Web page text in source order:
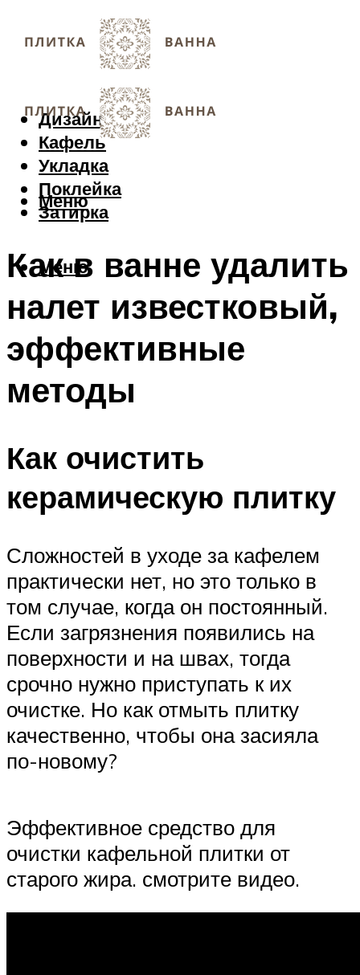
Дизайн
Кафель
Укладка
Поклейка
Затирка
Меню
Меню
Как в ванне удалить
налет известковый,
эффективные
методы
Как очистить
керамическую плитку
Сложностей в уходе за кафелем
практически нет, но это только в
том случае, когда он постоянный.
Если загрязнения появились на
поверхности и на швах, тогда
срочно нужно приступать к их
очистке. Но как отмыть плитку
качественно, чтобы она засияла
по-новому?
Эффективное средство для
очистки кафельной плитки от
старого жира. смотрите видео.